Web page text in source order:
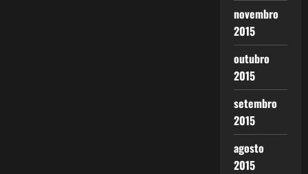
novembro
2015
outubro
2015
setembro
2015
agosto
2015